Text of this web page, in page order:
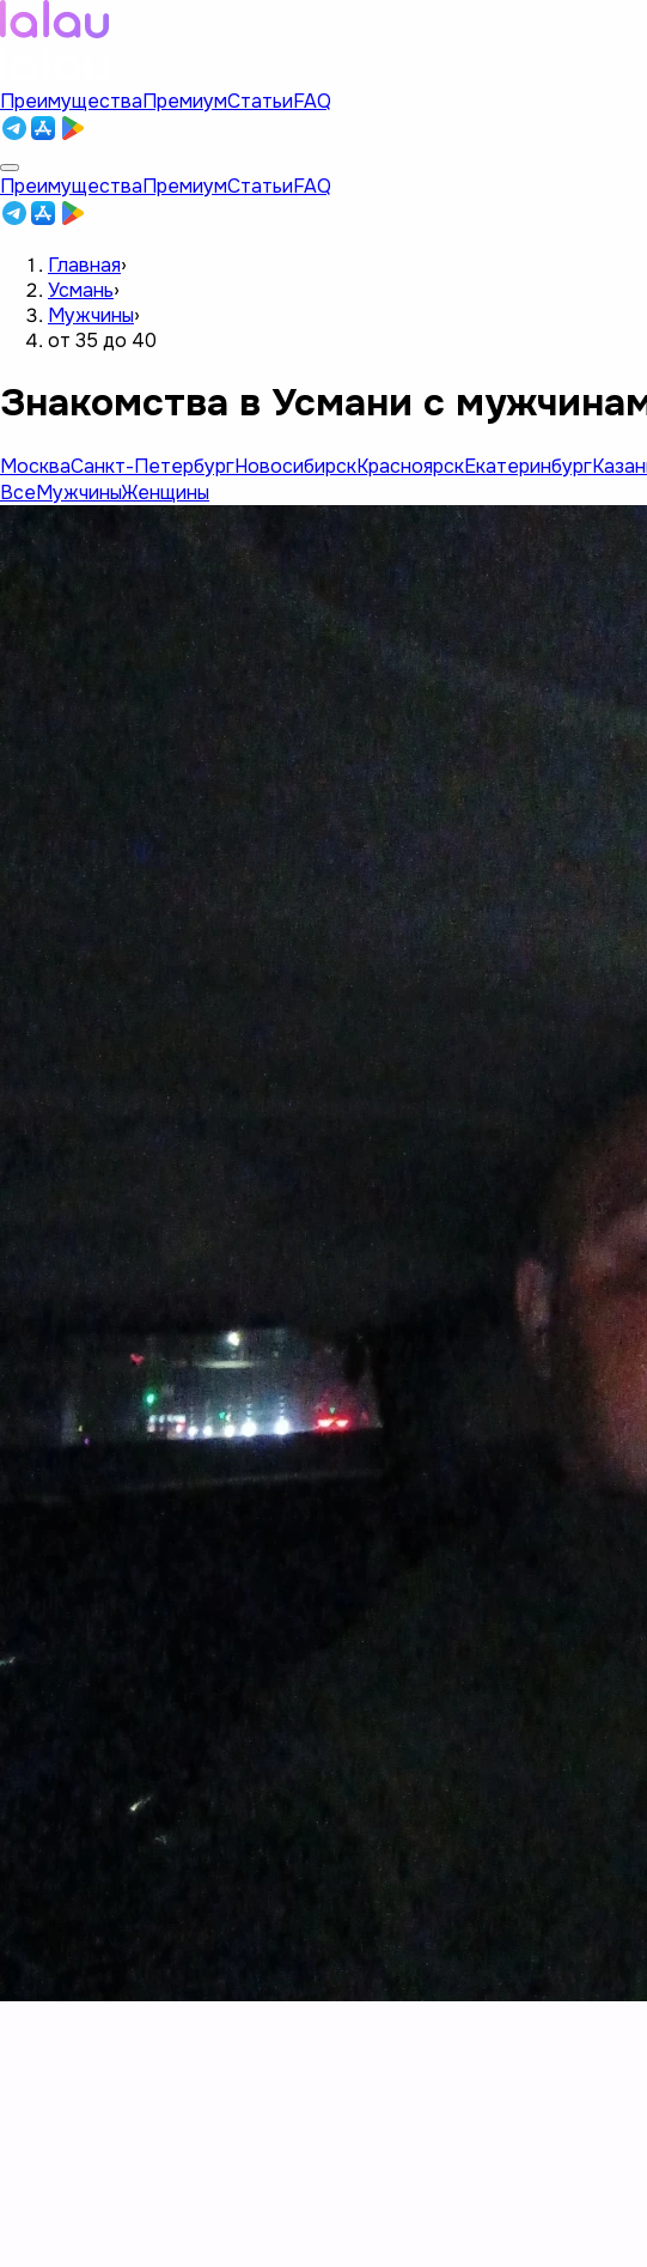
ПреимуществаПремиумСтатьиFAQ
ПреимуществаПремиумСтатьиFAQ
Главная›
Усмань›
Мужчины›
от 35 до 40
Знакомства в Усмани с
МоскваСанкт-ПетербургНовосибирскКрасноярскЕкатеринбург
ВсеМужчиныЖенщины